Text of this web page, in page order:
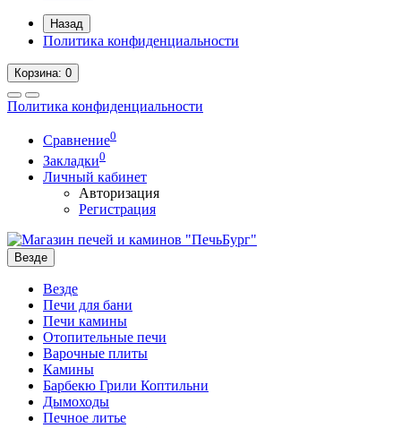
Назад
Политика конфиденциальности
Корзина: 0
Политика конфиденциальности
Сравнение0
Закладки0
Личный кабинет
Авторизация
Регистрация
Везде
Везде
Печи для бани
Печи камины
Отопительные печи
Варочные плиты
Камины
Барбекю Грили Коптильни
Дымоходы
Печное литье